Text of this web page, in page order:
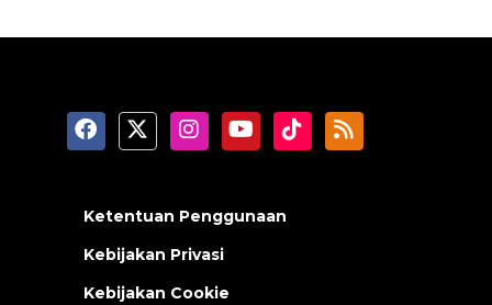
Ketentuan Penggunaan
Kebijakan Privasi
Kebijakan Cookie